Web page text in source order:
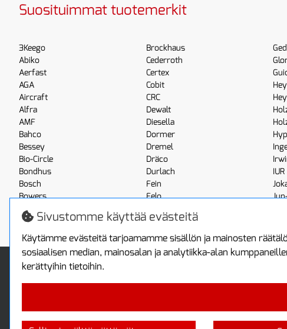
Suosituimmat tuotemerkit
3Keego
Abiko
Aerfast
AGA
Aircraft
Alfra
AMF
Bahco
Bessey
Bio-Circle
Bondhus
Bosch
Bowers
Boxo
Brennenstuhl
Brockhaus
Cederroth
Certex
Cobit
CRC
Dewalt
Diesella
Dormer
Dremel
Dräco
Durlach
Fein
Felo
Fluke
IUR
Info
Yhteystiedot
Takuutietoa
Toimitus ja maksaminen
Toimitustavat
Turvallista ostamista
Sivustomme käyttää evästeitä
Käytämme evästeitä tarjoamamme sisällön ja mainosten
sosiaalisen median, mainosalan ja analytiikka-alan
kerättyihin tietoihin.